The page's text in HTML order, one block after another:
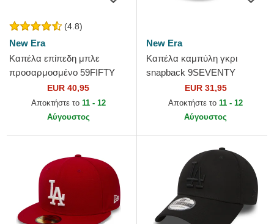
(4.8)
New Era
Καπέλα επίπεδη μπλε
προσαρμοσμένο 59FIFTY
Authentic On Field Game
από Los Angeles Dodgers
MLB από...
EUR 40,95
Αποκτήστε το 11 - 12
Αύγουστος
New Era
Καπέλα καμπύλη γκρι
snapback 9SEVENTY
Stretch Snap Color Pack από
Los Angeles Dodgers MLB
από New...
EUR 31,95
Αποκτήστε το 11 - 12
Αύγουστος